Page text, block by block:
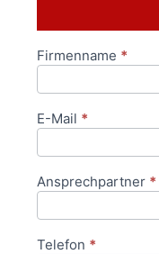
Anfrageformular
Firmenname *
E-Mail *
Ansprechpartner *
Telefon *